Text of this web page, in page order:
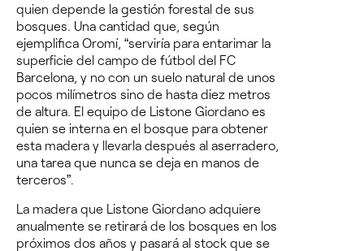
quien depende la gestión forestal de sus
bosques. Una cantidad que, según
ejemplifica Oromí, “serviría para entarimar la
superficie del campo de fútbol del FC
Barcelona, y no con un suelo natural de unos
pocos milímetros sino de hasta diez metros
de altura. El equipo de Listone Giordano es
quien se interna en el bosque para obtener
esta madera y llevarla después al aserradero,
una tarea que nunca se deja en manos de
terceros”.
La madera que Listone Giordano adquiere
anualmente se retirará de los bosques en los
próximos dos años y pasará al stock que se